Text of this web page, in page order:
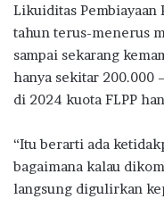
Likuiditas Pembiayaan
tahun terus-menerus
sampai sekarang
hanya sekitar 200.000
di 2024 kuota FLPP
“Itu berarti ada
bagaimana kalau
langsung digulirkan